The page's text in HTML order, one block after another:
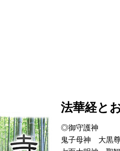
法華経と
◎御守護神
鬼子母神 大黒